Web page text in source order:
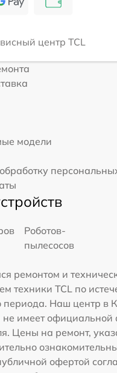
центр TCL
модели
Роботов-
пылесосов
ремонтом и
техники TCL по
периода. Наш центр в
не имеет официальной
Цены на ремонт,
офертой